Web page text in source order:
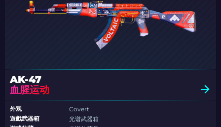
AK-47
血腥运动
外观
Covert
遊戲武器箱
光谱武器箱